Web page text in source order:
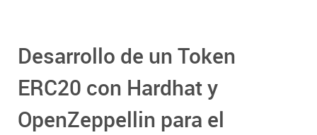
Desarrollo de un Token
ERC20 con Hardhat y
OpenZeppellin para el